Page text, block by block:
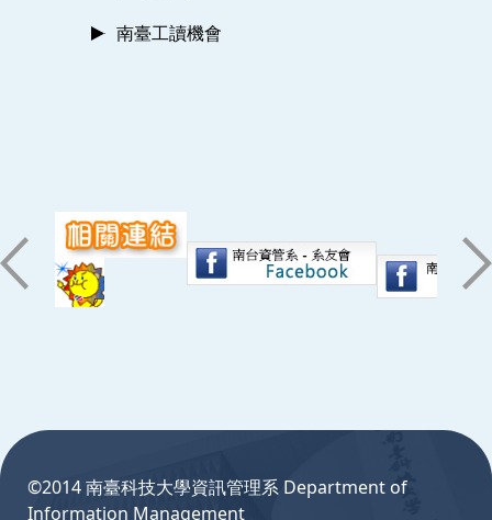
南臺工讀機會
©2014 南臺科技大學資訊管理系 Department of
Information Management